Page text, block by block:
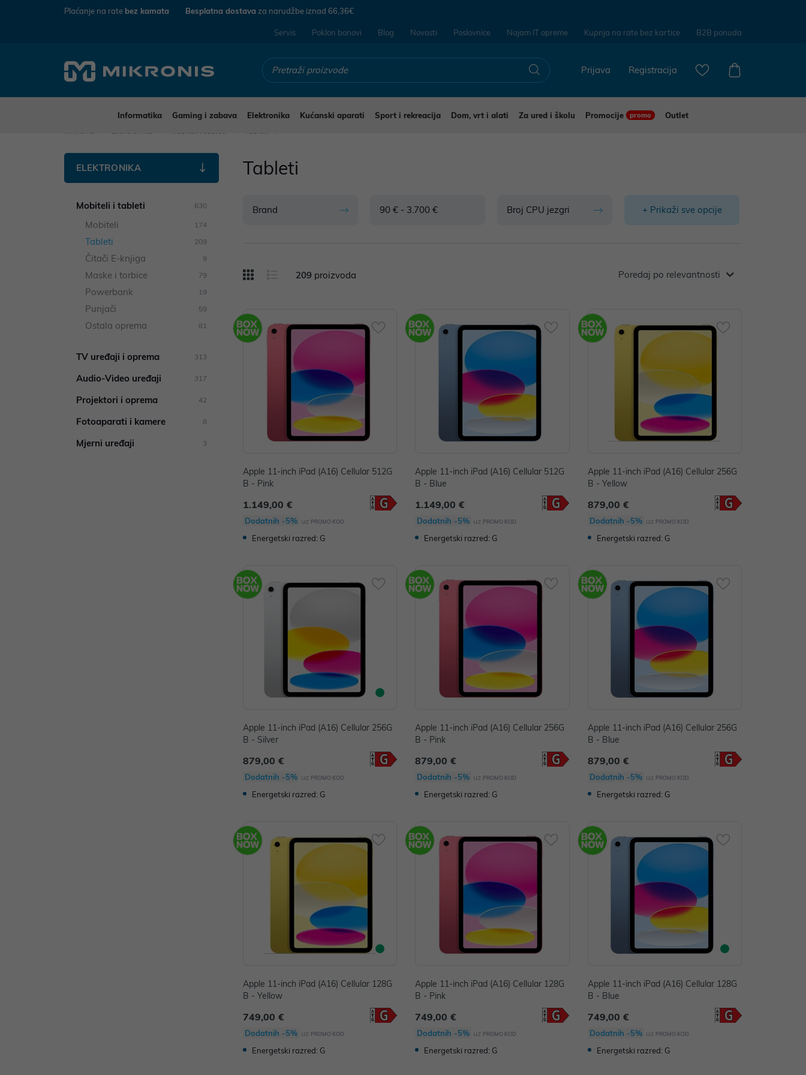
Plaćanje na rate bez kamata Besplatna dostava za narudžbe iznad 66,36€
Servis Poklon bonovi Blog Novosti Poslovnice Najam IT opreme Kupnja na rate bez kartice B2B ponuda
Registracija
Prijava
Informatika Gaming i zabava Elektronika Kućanski aparati Sport i rekreacija Dom, vrt i alati Za ured i školu Promocije promo
Outlet
ELEKTRONIKA
Mobiteli i tableti 630
Mobiteli 174
Tableti 209
Čitači E-knjiga 9
Maske i torbice 79
Powerbank 19
Punjači 59
Ostala oprema 81
TV uređaji i oprema 313
Audio-Video uređaji 317
Projektori i oprema 42
Fotoaparati i kamere 8
Mjerni uređaji 3
Tableti
Brand 90 € - 3.700 € Broj CPU jezgri + Prikaži sve opcije
209 proizvoda Poredaj po relevantnosti
Apple 11-inch iPad (A16) Cellular 512G
B - Pink
1.149,00 €
Dodatnih -5% uz PROMO KOD
Energetski razred: G
Apple 11-inch iPad (A16) Cellular 512G
B - Blue
1.149,00 €
Dodatnih -5% uz PROMO KOD
Energetski razred: G
Apple 11-inch iPad (A16) Cellular 256G
B - Yellow
879,00 €
Dodatnih -5% uz PROMO KOD
Energetski razred: G
Apple 11-inch iPad (A16) Cellular 256G
B - Silver
879,00 €
Dodatnih -5% uz PROMO KOD
Energetski razred: G
Apple 11-inch iPad (A16) Cellular 256G
B - Pink
879,00 €
Dodatnih -5% uz PROMO KOD
Energetski razred: G
Apple 11-inch iPad (A16) Cellular 256G
B - Blue
879,00 €
Dodatnih -5% uz PROMO KOD
Energetski razred: G
Apple 11-inch iPad (A16) Cellular 128G
B - Yellow
749,00 €
Dodatnih -5% uz PROMO KOD
Energetski razred: G
Apple 11-inch iPad (A16) Cellular 128G
B - Pink
749,00 €
Dodatnih -5% uz PROMO KOD
Energetski razred: G
Apple 11-inch iPad (A16) Cellular 128G
B - Blue
749,00 €
Dodatnih -5% uz PROMO KOD
Energetski razred: G